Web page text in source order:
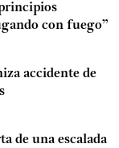
con fuego”
accidente de
de una escalada